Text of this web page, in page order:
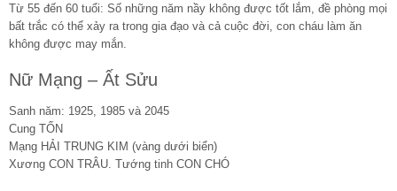
Từ 55 đến 60 tuổi: Số những năm nầy không được tốt lắm, đề phòng mọi
bất trắc có thể xảy ra trong gia đạo và cả cuộc đời, con cháu làm ăn
không được may mắn.
Nữ Mạng – Ất Sửu
Sanh năm: 1925, 1985 và 2045
Cung TỐN
Mạng HẢI TRUNG KIM (vàng dưới biển)
Xương CON TRÂU. Tướng tinh CON CHÓ